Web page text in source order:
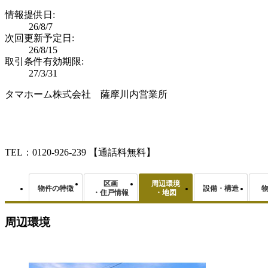
情報提供日:
26/8/7
次回更新予定日:
26/8/15
取引条件有効期限:
27/3/31
タマホーム株式会社 薩摩川内営業所
TEL：0120-926-239 【通話料無料】
物件の特徴
区画
・住戸情報
周辺環境
・地図
設備・構造
周辺環境